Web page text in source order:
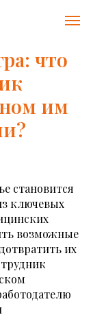
что
им
становится
ключевых
возможные
их